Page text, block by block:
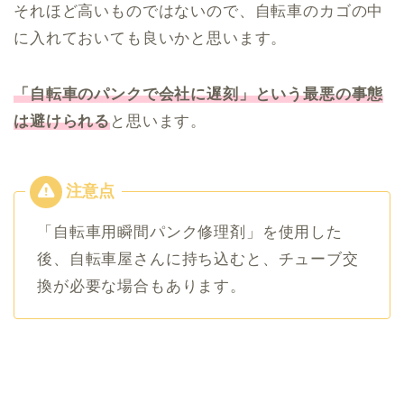
それほど高いものではないので、自転車のカゴの中
に入れておいても良いかと思います。
「自転車のパンクで会社に遅刻」という最悪の事態
は避けられると思います。
「自転車用瞬間パンク修理剤」を使用した
後、自転車屋さんに持ち込むと、チューブ交
換が必要な場合もあります。